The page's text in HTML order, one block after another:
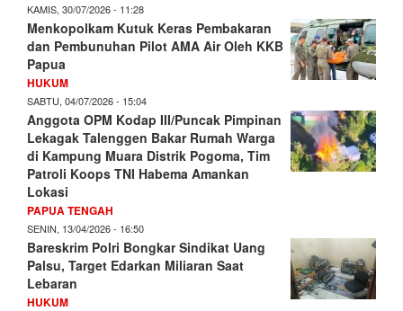
KAMIS, 30/07/2026 - 11:28
Menkopolkam Kutuk Keras Pembakaran
dan Pembunuhan Pilot AMA Air Oleh KKB
Papua
HUKUM
SABTU, 04/07/2026 - 15:04
Anggota OPM Kodap III/Puncak Pimpinan
Lekagak Talenggen Bakar Rumah Warga
di Kampung Muara Distrik Pogoma, Tim
Patroli Koops TNI Habema Amankan
Lokasi
PAPUA TENGAH
SENIN, 13/04/2026 - 16:50
Bareskrim Polri Bongkar Sindikat Uang
Palsu, Target Edarkan Miliaran Saat
Lebaran
HUKUM